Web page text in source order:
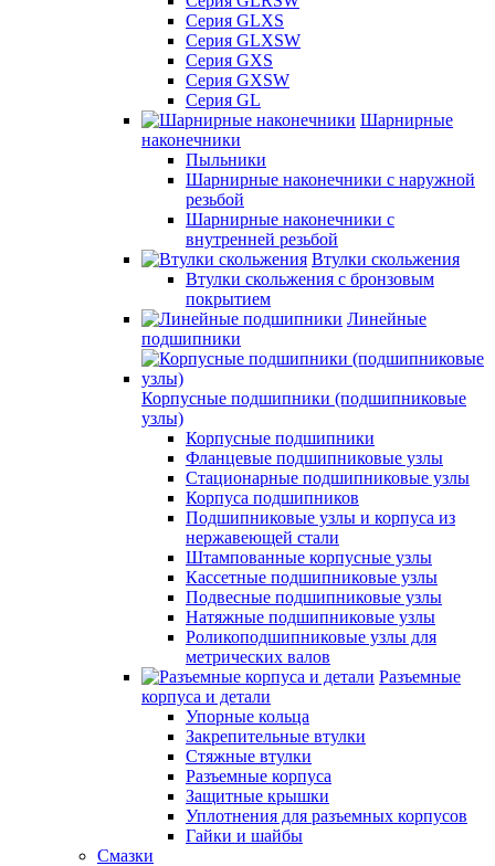
Серия GLXS
Серия GLXSW
Серия GXS
Серия GXSW
Серия GL
Шарнирные
наконечники
Пыльники
Шарнирные наконечники с наружной
резьбой
Шарнирные наконечники с
внутренней резьбой
Втулки скольжения
Втулки скольжения с бронзовым
покрытием
Линейные
подшипники
Корпусные подшипники (подшипниковые
узлы)
Корпусные подшипники
Фланцевые подшипниковые узлы
Стационарные подшипниковые узлы
Корпуса подшипников
Подшипниковые узлы и корпуса из
нержавеющей стали
Штампованные корпусные узлы
Кассетные подшипниковые узлы
Подвесные подшипниковые узлы
Натяжные подшипниковые узлы
Роликоподшипниковые узлы для
метрических валов
Разъемные
корпуса и детали
Упорные кольца
Закрепительные втулки
Стяжные втулки
Разъемные корпуса
Защитные крышки
Уплотнения для разъемных корпусов
Гайки и шайбы
Смазки